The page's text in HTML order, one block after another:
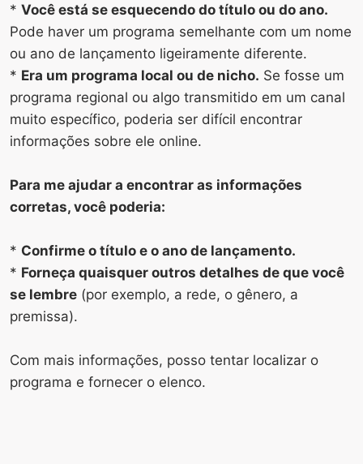
* Você está se esquecendo do título ou do ano.
Pode haver um programa semelhante com um nome
ou ano de lançamento ligeiramente diferente.
* Era um programa local ou de nicho. Se fosse um
programa regional ou algo transmitido em um canal
muito específico, poderia ser difícil encontrar
informações sobre ele online.
Para me ajudar a encontrar as informações
corretas, você poderia:
* Confirme o título e o ano de lançamento.
* Forneça quaisquer outros detalhes de que você
se lembre (por exemplo, a rede, o gênero, a
premissa).
Com mais informações, posso tentar localizar o
programa e fornecer o elenco.